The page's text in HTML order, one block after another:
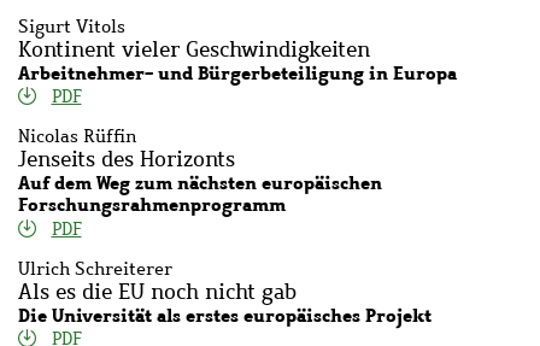
Sigurt Vitols
Kontinent vieler Geschwindigkeiten
Arbeitnehmer- und Bürgerbeteiligung in Europa
PDF
Nicolas Rüffin
Jenseits des Horizonts
Auf dem Weg zum nächsten europäischen
Forschungsrahmenprogramm
PDF
Ulrich Schreiterer
Als es die EU noch nicht gab
Die Universität als erstes europäisches Projekt
PDF